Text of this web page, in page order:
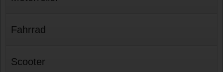
Fahrrad
Scooter